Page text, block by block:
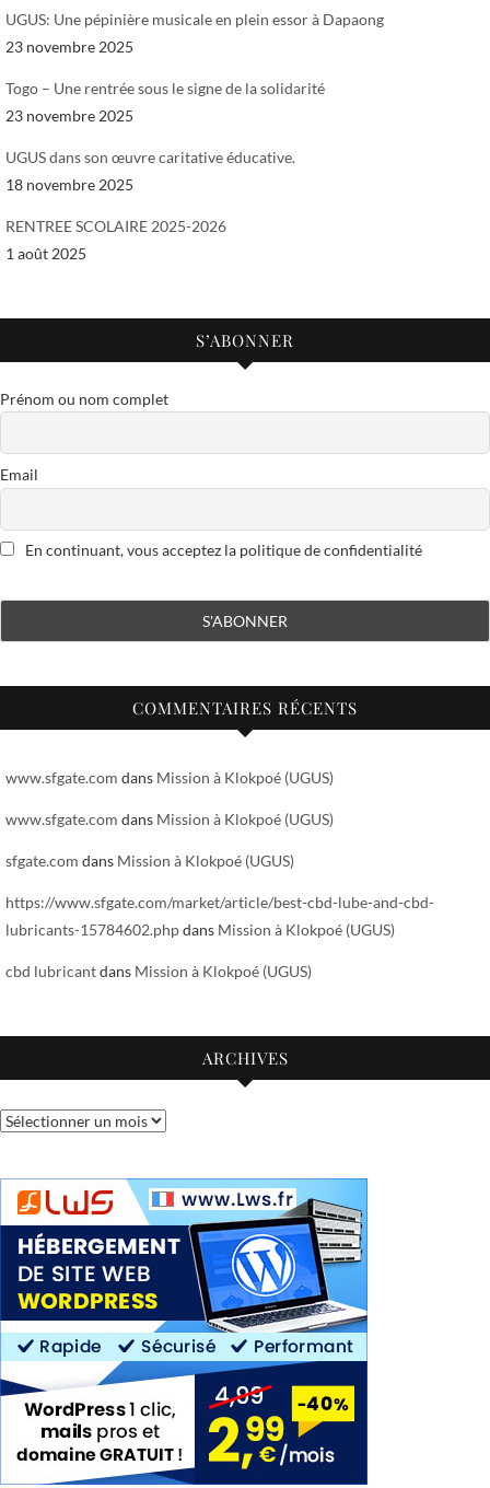
UGUS: Une pépinière musicale en plein essor à Dapaong
23 novembre 2025
Togo – Une rentrée sous le signe de la solidarité
23 novembre 2025
UGUS dans son œuvre caritative éducative.
18 novembre 2025
RENTREE SCOLAIRE 2025-2026
1 août 2025
S’ABONNER
Prénom ou nom complet
Email
En continuant, vous acceptez la politique de confidentialité
COMMENTAIRES RÉCENTS
www.sfgate.com dans Mission à Klokpoé (UGUS)
www.sfgate.com dans Mission à Klokpoé (UGUS)
sfgate.com dans Mission à Klokpoé (UGUS)
https://www.sfgate.com/market/article/best-cbd-lube-and-cbd-
lubricants-15784602.phpdans Mission à Klokpoé (UGUS)
cbd lubricantdans Mission à Klokpoé (UGUS)
ARCHIVES